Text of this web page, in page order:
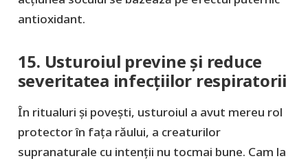
antioxidant.
15. Usturoiul previne și reduce
severitatea infecțiilor respiratorii
În ritualuri și povești, usturoiul a avut mereu rol
protector în fața răului, a creaturilor
supranaturale cu intenții nu tocmai bune. Cam la